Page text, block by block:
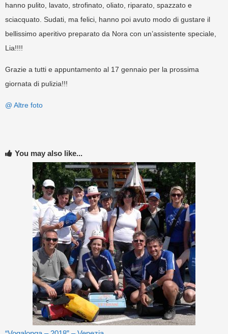
hanno pulito, lavato, strofinato, oliato, riparato, spazzato e
sciacquato. Sudati, ma felici, hanno poi avuto modo di gustare il
bellissimo aperitivo preparato da Nora con un’assistente speciale,
Lia!!!!
Grazie a tutti e appuntamento al 17 gennaio per la prossima
giornata di pulizia!!!
@ Altre foto
You may also like...